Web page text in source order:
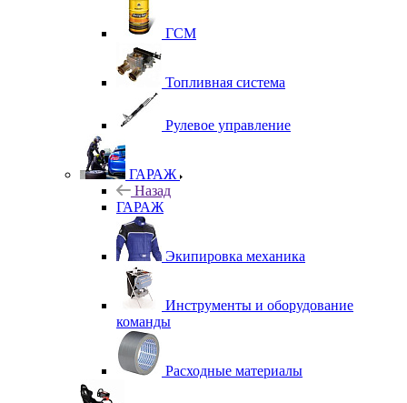
ГСМ
Топливная система
Рулевое управление
ГАРАЖ
Назад
ГАРАЖ
Экипировка механика
Инструменты и оборудование
команды
Расходные материалы